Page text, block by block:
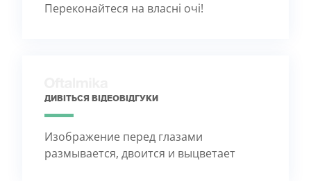
Переконайтеся на власні очі!
ДИВІТЬСЯ ВІДЕОВІДГУКИ
Изображение перед глазами
размывается, двоится и выцветает